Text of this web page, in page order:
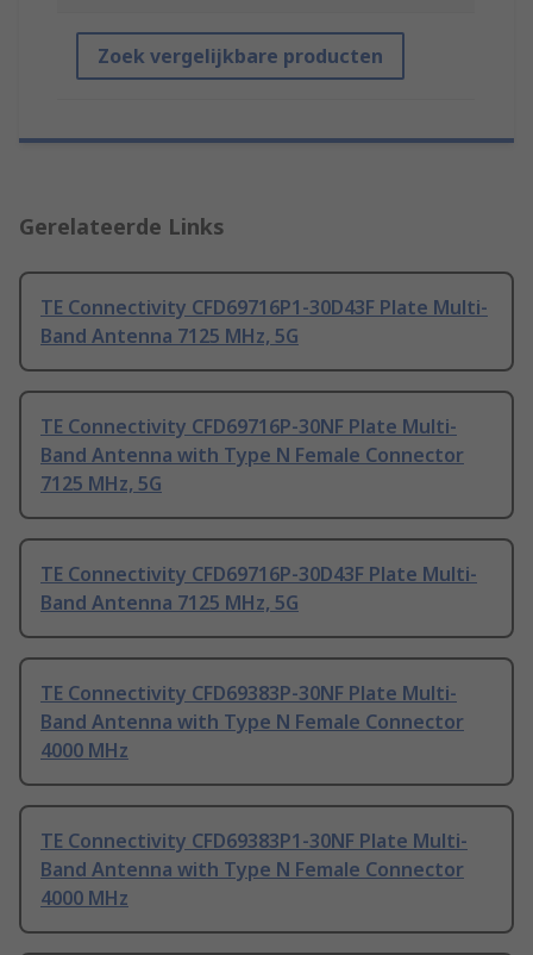
Zoek vergelijkbare producten
Gerelateerde Links
TE Connectivity CFD69716P1-30D43F Plate Multi-
Band Antenna 7125 MHz, 5G
TE Connectivity CFD69716P-30NF Plate Multi-
Band Antenna with Type N Female Connector
7125 MHz, 5G
TE Connectivity CFD69716P-30D43F Plate Multi-
Band Antenna 7125 MHz, 5G
TE Connectivity CFD69383P-30NF Plate Multi-
Band Antenna with Type N Female Connector
4000 MHz
TE Connectivity CFD69383P1-30NF Plate Multi-
Band Antenna with Type N Female Connector
4000 MHz